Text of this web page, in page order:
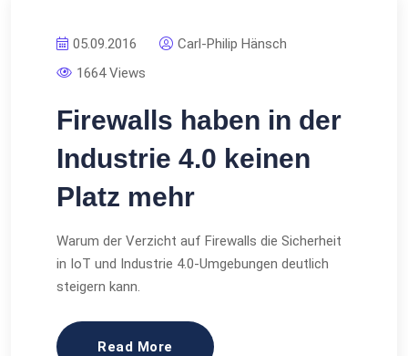
05.09.2016
Carl-Philip Hänsch
1664 Views
Firewalls haben in der
Industrie 4.0 keinen
Platz mehr
Warum der Verzicht auf Firewalls die Sicherheit
in IoT und Industrie 4.0-Umgebungen deutlich
steigern kann.
Read More